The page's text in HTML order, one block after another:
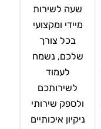
שעה לשירות
מיידי ומקצועי
בכל צורך
שלכם, נשמח
לעמוד
לשירותכם
ולספק שירותי
ניקיון איכותיים